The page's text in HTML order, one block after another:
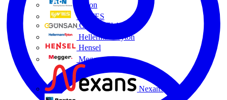
Eaton
ENTES
Günsan Elektrik
HellermannTyton
Hensel
Megger
Nexans